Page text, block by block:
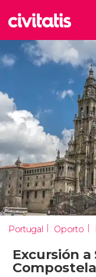
Portugal Oporto
Excursión
Compostela